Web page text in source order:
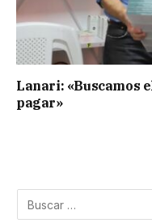
Lanari: «Buscamos
pagar»